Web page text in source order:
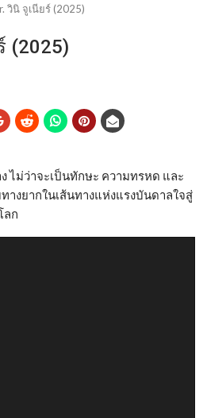
วินิ จูเนียร์ (2025)
(2025)
ไม่ว่าจะเป็นทักษะ ความทรหด และ
างยากในเส้นทางแห่งแรงบันดาลใจสู่
ลก